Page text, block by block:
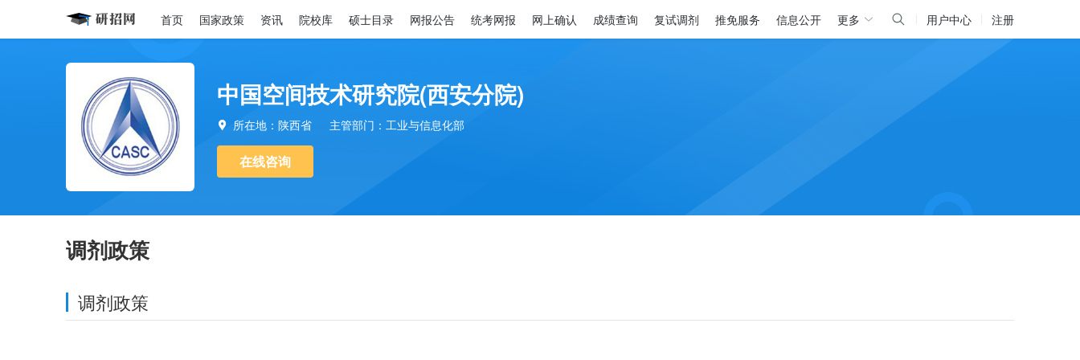
首页 国家政策 资讯 院校库 硕士目录 网报公告 统考网报 网上确认 成绩查询 复试调剂 推免服务 信息公开 更多 用户中心 注册
中国空间技术研究院(西安分院)
 所在地：陕西省 主管部门：工业与信息化部
在线咨询
调剂政策
调剂政策